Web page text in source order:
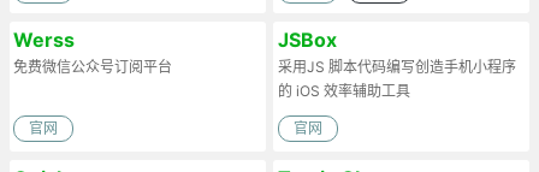
Werss
免费微信公众号订阅平台
官网
JSBox
采用JS 脚本代码编写创造手机小程序
的 iOS 效率辅助工具
官网